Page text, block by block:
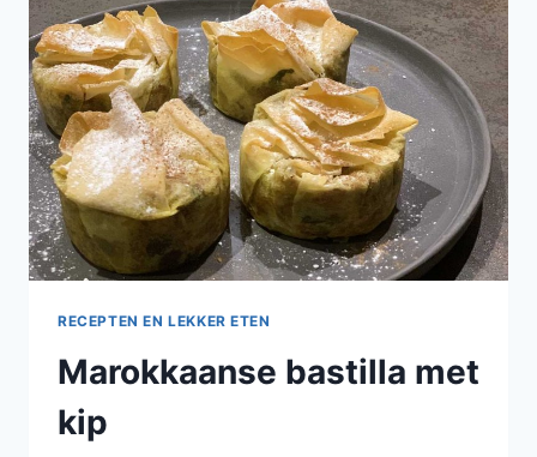
EN
BLOEMKOOL
RECEPTEN EN LEKKER ETEN
Marokkaanse bastilla met
kip